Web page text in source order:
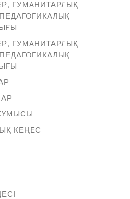
ГУМАНИТАРЛЫҚ
ГУМАНИТАРЛЫҚ
КЕҢЕС